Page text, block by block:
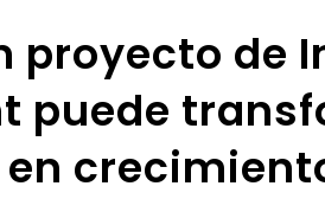
proyecto de
puede